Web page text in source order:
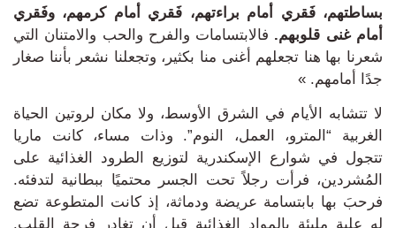
بساطتهم، فَقري أمام براءتهم، فَقري أمام كرمهم، وفَقري
أمام غنى قلوبهم. فالابتسامات والفرح والحب والامتنان التي
شعرنا بها هنا تجعلهم أغنى منا بكثير، وتجعلنا نشعر بأننا صغار
جدًا أمامهم. »
لا تتشابه الأيام في الشرق الأوسط، ولا مكان لروتين الحياة
الغربية “المترو، العمل، النوم”. وذات مساء، كانت ماريا
تتجول في شوارع الإسكندرية لتوزيع الطرود الغذائية على
المُشردين، فرأت رجلاً تحت الجسر محتميًا ببطانية لتدفئه.
فرحبَ بها بابتسامة عريضة ودماثة، إذ كانت المتطوعة تضع
له علبة مليئة بالمواد الغذائية قبل أن تغادر فرحة القلب.